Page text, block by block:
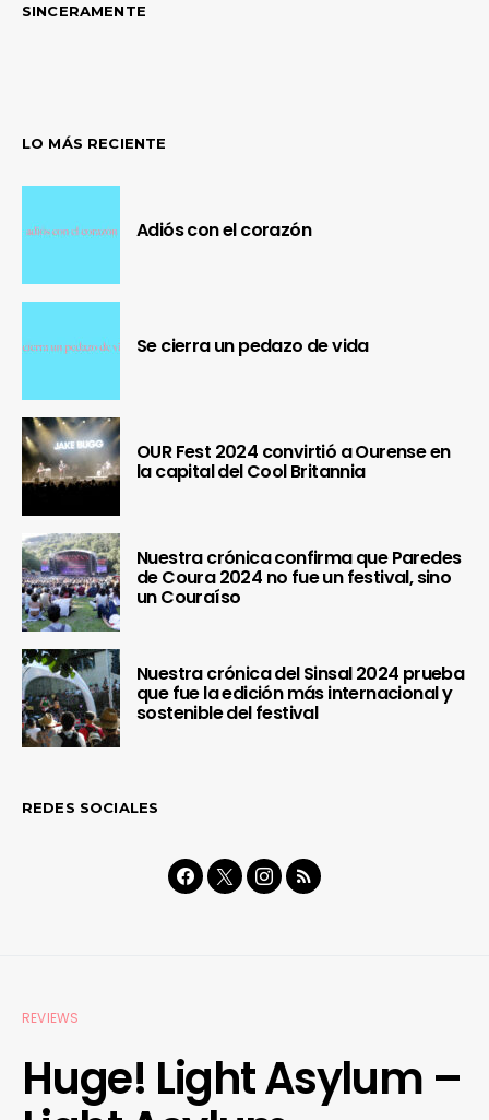
SINCERAMENTE
LO MÁS RECIENTE
Adiós con el corazón
Se cierra un pedazo de vida
OUR Fest 2024 convirtió a Ourense en
la capital del Cool Britannia
Nuestra crónica confirma que Paredes
de Coura 2024 no fue un festival, sino
un Couraíso
Nuestra crónica del Sinsal 2024 prueba
que fue la edición más internacional y
sostenible del festival
REDES SOCIALES
REVIEWS
Huge! Light Asylum –